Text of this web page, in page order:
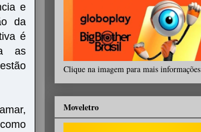
e
da
é
as
Clique na imagem para mais informações
Moveletro